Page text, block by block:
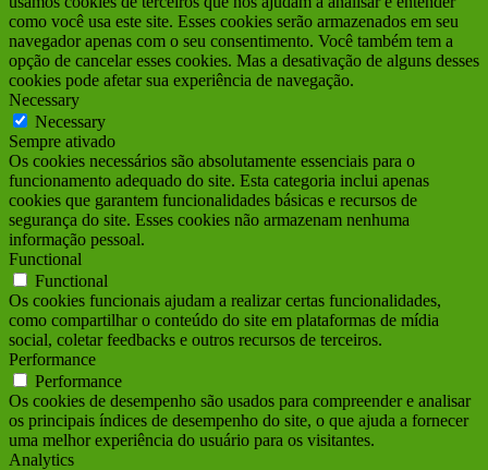
como você usa este site. Esses cookies serão armazenados em seu
navegador apenas com o seu consentimento. Você também tem a
opção de cancelar esses cookies. Mas a desativação de alguns desses
cookies pode afetar sua experiência de navegação.
Necessary
Necessary
Sempre ativado
Os cookies necessários são absolutamente essenciais para o
funcionamento adequado do site. Esta categoria inclui apenas
cookies que garantem funcionalidades básicas e recursos de
segurança do site. Esses cookies não armazenam nenhuma
informação pessoal.
Functional
Functional
Os cookies funcionais ajudam a realizar certas funcionalidades,
como compartilhar o conteúdo do site em plataformas de mídia
social, coletar feedbacks e outros recursos de terceiros.
Performance
Performance
Os cookies de desempenho são usados para compreender e analisar
os principais índices de desempenho do site, o que ajuda a fornecer
uma melhor experiência do usuário para os visitantes.
Analytics